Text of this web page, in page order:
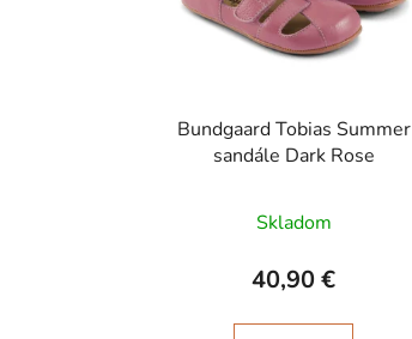
Bundgaard Tobias Summer
sandále Dark Rose
Skladom
40,90 €